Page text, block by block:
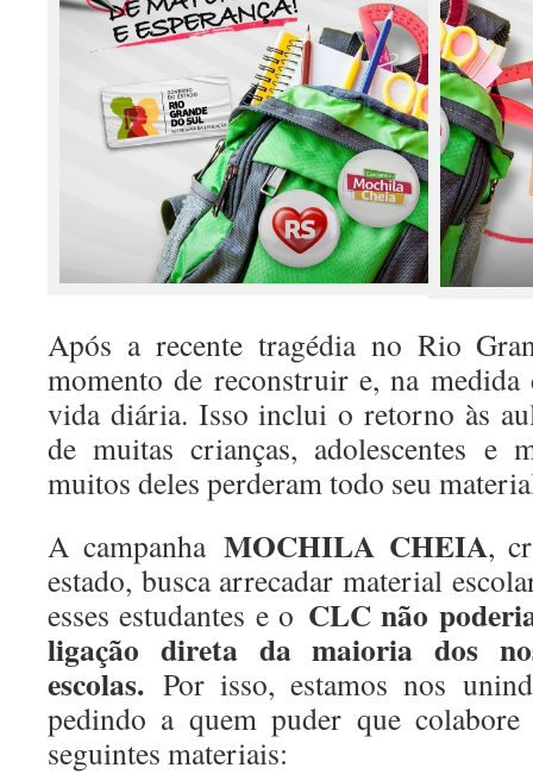
Após a recente tragédia no Rio
momento de reconstruir e, na
vida diária. Isso inclui o retorno às
de muitas crianças, adolescentes e
muitos deles perderam todo seu
A campanha MOCHILA CHEIA,
estado, busca arrecadar material
esses estudantes e o CLC não
ligação direta da maioria dos
escolas. Por isso, estamos nos
pedindo a quem puder que
seguintes materiais: